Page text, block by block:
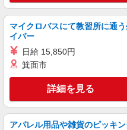
アルバイト
ライフ中野坂上店（店舗コード
アルバイト
マイクロバスにて教習所に通
イバー
日給 15,850円
箕面市
詳細を見る
アパレル用品や雑貨のピッキ